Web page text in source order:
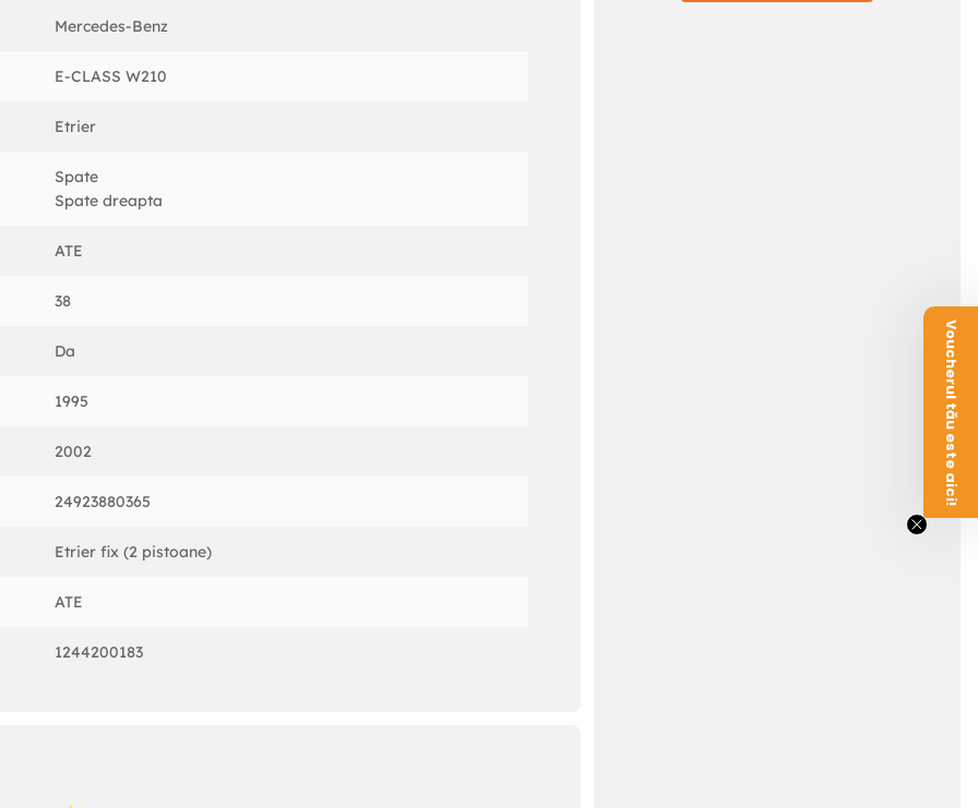
Mercedes-Benz
E-CLASS W210
Etrier
Spate
Spate dreapta
ATE
38
Da
1995
2002
24923880365
Etrier fix (2 pistoane)
ATE
1244200183
Voucherul tău este aici!